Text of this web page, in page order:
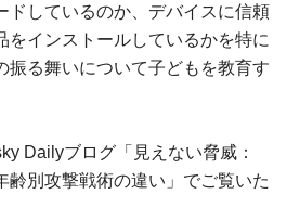
ドしているのか、デバイスに信頼
をインストールしているかを特に
振る舞いについて子どもを教育す
Dailyブログ「見えない脅威：
齢別攻撃戦術の違い」でご覧いた